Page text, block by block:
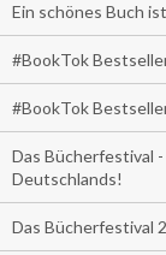
Ein schönes Buch
#BookTok
#BookTok
Das Bücherfestival
Deutschlands!
Das Bücherfestival